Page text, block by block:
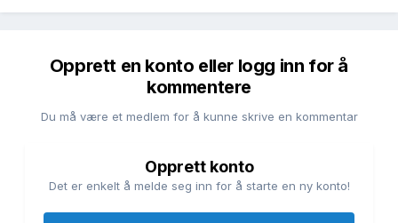
Opprett en konto eller logg inn for å
kommentere
Du må være et medlem for å kunne skrive en kommentar
Opprett konto
Det er enkelt å melde seg inn for å starte en ny konto!